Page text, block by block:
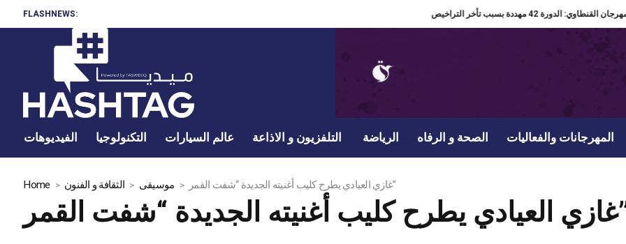
FLASHNEWS: مدير مهرجان القنطاوي: الدورة 42 مهددة بسبب تأخر التراخيص
الفيديوهات التكنولوجيا عالم السيارات التلفزيون و الاذاعة الرياضة الصحة و الرفاه المهرجانات والفعاليات
Home الثقافة و الفنون موسيقى غازي العيادي يطرح كليب أغنيته الجديدة “شفت القمر”
الجديدة “شفت القمر”